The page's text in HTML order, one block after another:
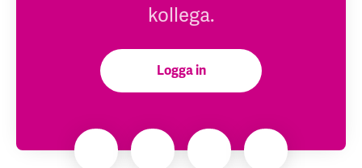
kollega.
Logga in